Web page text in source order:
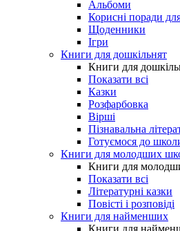
Альбоми
Корисні поради
Щоденники
Ігри
Книги для дошкільнят
Книги для
Показати всі
Казки
Розфарбовка
Вірші
Пізнавальна
Готуємося до
Книги для молодших
Книги для
Показати всі
Літературні казки
Повісті і розповіді
Книги для найменших
Книги для